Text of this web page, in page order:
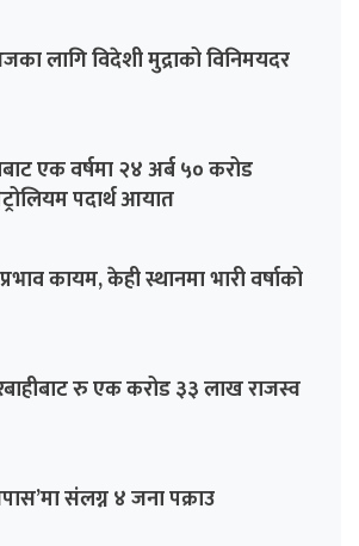
लागि विदेशी मुद्राको विनिमयदर
एक वर्षमा २४ अर्ब ५० करोड
पदार्थ आयात
कायम, केही स्थानमा भारी वर्षाको
रु एक करोड ३३ लाख राजस्व
संलग्न ४ जना पक्राउ